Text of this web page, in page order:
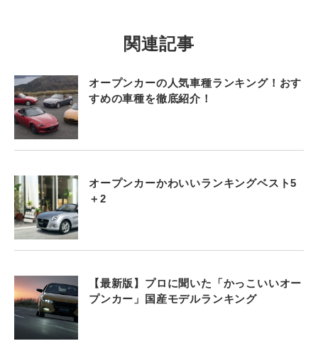
関連記事
オープンカーの人気車種ランキング！おす
すめの車種を徹底紹介！
オープンカーかわいいランキングベスト5
＋2
【最新版】プロに聞いた「かっこいいオー
プンカー」国産モデルランキング